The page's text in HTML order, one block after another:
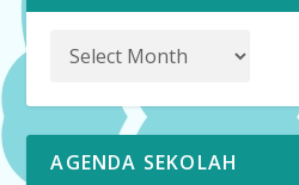
AGENDA SEKOLAH